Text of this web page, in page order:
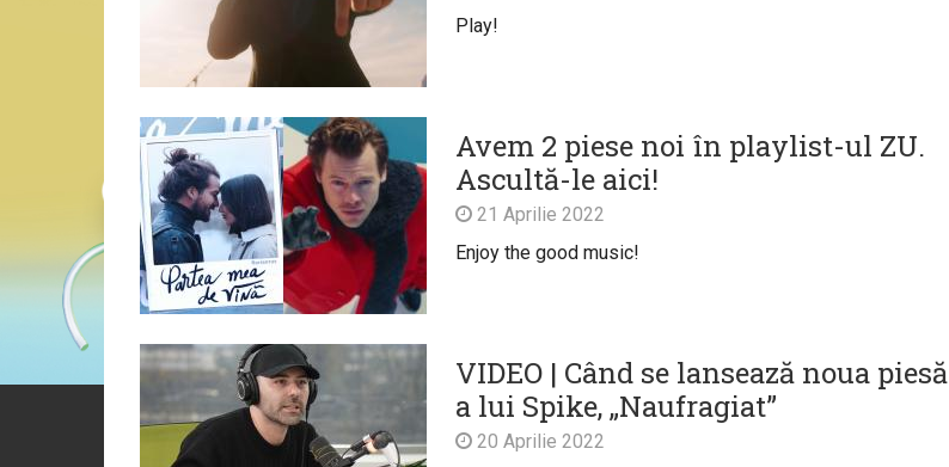
Play!
Avem 2 piese noi în playlist-ul ZU.
Ascultă-le aici!
21 Aprilie 2022
Enjoy the good music!
VIDEO | Când se lansează noua piesă
a lui Spike, „Naufragiat”
20 Aprilie 2022